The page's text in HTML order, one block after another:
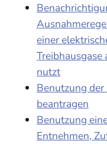
einer
nutzt
Benutzung
beantragen
Benutzung
Entnehmen,